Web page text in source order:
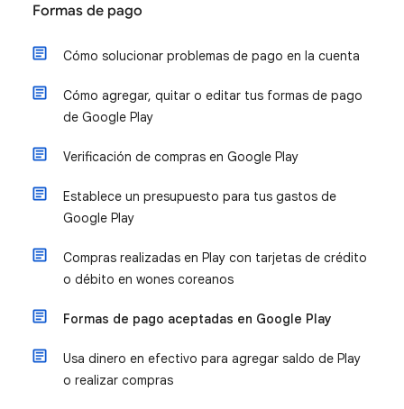
Formas de pago
Cómo solucionar problemas de pago en la cuenta
Cómo agregar, quitar o editar tus formas de pago
de Google Play
Verificación de compras en Google Play
Establece un presupuesto para tus gastos de
Google Play
Compras realizadas en Play con tarjetas de crédito
o débito en wones coreanos
Formas de pago aceptadas en Google Play
Usa dinero en efectivo para agregar saldo de Play
o realizar compras